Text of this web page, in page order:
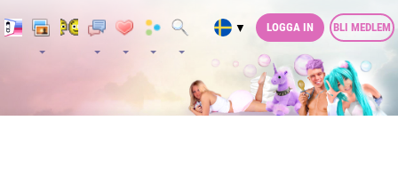
▼ LOGGA IN BLI MEDLEM